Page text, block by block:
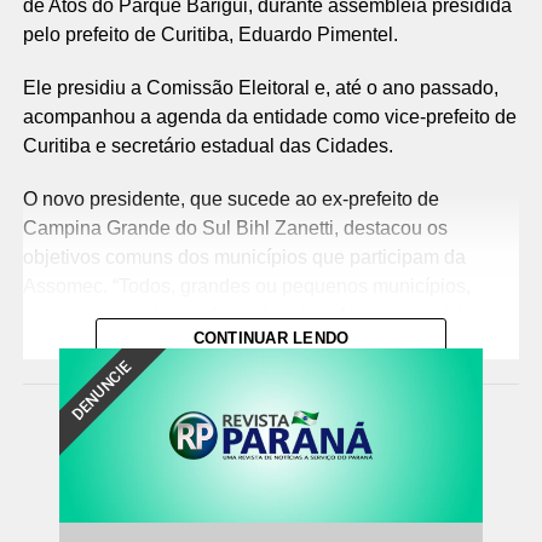
de Atos do Parque Barigui, durante assembleia presidida
pelo prefeito de Curitiba, Eduardo Pimentel.
Ele presidiu a Comissão Eleitoral e, até o ano passado,
acompanhou a agenda da entidade como vice-prefeito de
Curitiba e secretário estadual das Cidades.
O novo presidente, que sucede ao ex-prefeito de
Campina Grande do Sul Bihl Zanetti, destacou os
objetivos comuns dos municípios que participam da
temos nossas demandas e desafios. Nosso papel é
avançar na construção de políticas públicas comuns e
solucionar conflitos”, disse.
Integração na prática
CONTINUAR LENDO
DENUNCIE